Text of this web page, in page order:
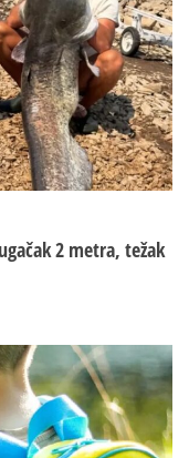
2 metra, težak